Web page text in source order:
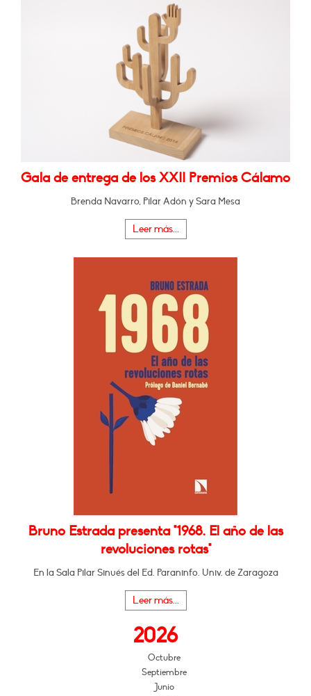
Gala de entrega de los XXII Premios Cálamo
Brenda Navarro, Pilar Adón y Sara Mesa
Leer más...
Bruno Estrada presenta "1968. El año de las
revoluciones rotas"
En la Sala Pilar Sinués del Ed. Paraninfo. Univ. de Zaragoza
Leer más...
2026
Octubre
Septiembre
Junio